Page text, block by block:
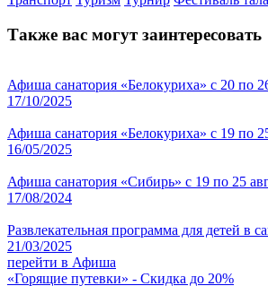
Также вас могут заинтересовать
Афиша санатория «Белокуриха» с 20 по
17/10/2025
Афиша санатория «Белокуриха» с 19 по
16/05/2025
Афиша санатория «Сибирь» с 19 по 25
17/08/2024
Развлекательная программа для детей в
21/03/2025
перейти в Афиша
«Горящие путевки» - Скидка до 20%